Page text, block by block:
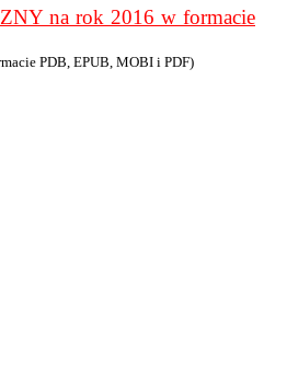
na rok 2016 w formacie
PDB, EPUB, MOBI i PDF)